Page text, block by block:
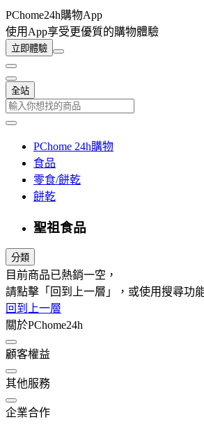
PChome24h購物App
使用App享受更優質的購物體驗
立即體驗
全站
PChome 24h購物
食品
零食/餅乾
餅乾
聖祖食品
分類
目前商品已熱銷一空，
請點擊「回到上一層」，或使用搜尋功
回到上一層
關於PChome24h
顧客權益
其他服務
企業合作